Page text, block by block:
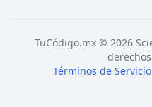
TuCódigo.mx © 2026
Términos de Servicio